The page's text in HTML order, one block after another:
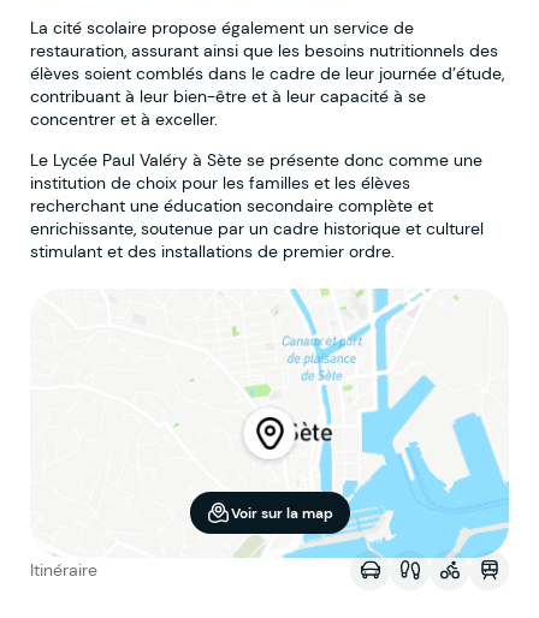
La cité scolaire propose également un service de
restauration, assurant ainsi que les besoins nutritionnels des
élèves soient comblés dans le cadre de leur journée d’étude,
contribuant à leur bien-être et à leur capacité à se
concentrer et à exceller.
Le Lycée Paul Valéry à Sète se présente donc comme une
institution de choix pour les familles et les élèves
recherchant une éducation secondaire complète et
enrichissante, soutenue par un cadre historique et culturel
stimulant et des installations de premier ordre.
Voir sur la map
Itinéraire